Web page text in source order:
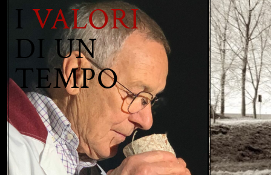
I VALORI
DI UN
TEMPO